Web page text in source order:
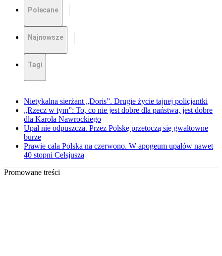
Polecane
Najnowsze
Tagi
Nietykalna sierżant „Doris”. Drugie życie tajnej policjantki
„Rzecz w tym”: To, co nie jest dobre dla państwa, jest dobre
dla Karola Nawrockiego
Upał nie odpuszcza. Przez Polskę przetoczą się gwałtowne
burze
Prawie cała Polska na czerwono. W apogeum upałów nawet
40 stopni Celsjusza
Promowane treści